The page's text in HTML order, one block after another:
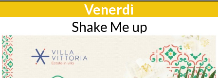
Venerdi
Shake Me up